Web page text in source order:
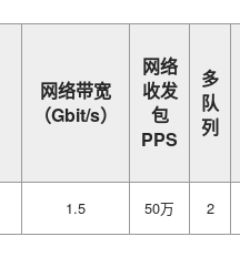
网络带宽
（Gbit/s）
网络
收发
包
PPS
多
队
列
1.5 50万 2